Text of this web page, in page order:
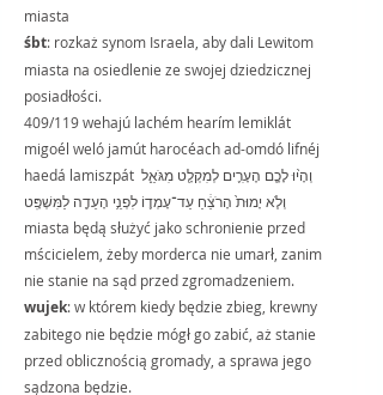
miasta
śbt: rozkaż synom Israela, aby dali Lewitom
miasta na osiedlenie ze swojej dziedzicznej
posiadłości.
409/119 wehajú lachém hearím lemiklát
migoél weló jamút harocéach ad-omdó lifnéj
haedá lamiszpát וְהָי֨וּ לָכֶ֧ם הֶעָרִ֛ים לְמִקְלָ֖ט מִגֹּאֵ֑ל
וְלֹ֤א יָמוּת֙ הָרֹצֵ֔חַ עַד־עָמְד֛וֹ לִפְנֵ֥י הָעֵדָ֖ה לַמִּשְׁפָּֽט
miasta będą służyć jako schronienie przed
mścicielem, żeby morderca nie umarł, zanim
nie stanie na sąd przed zgromadzeniem.
wujek: w którem kiedy będzie zbieg, krewny
zabitego nie będzie mógł go zabić, aż stanie
przed oblicznością gromady, a sprawa jego
sądzona będzie.